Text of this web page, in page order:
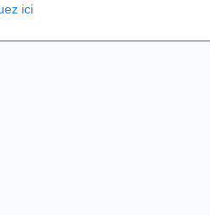
ici